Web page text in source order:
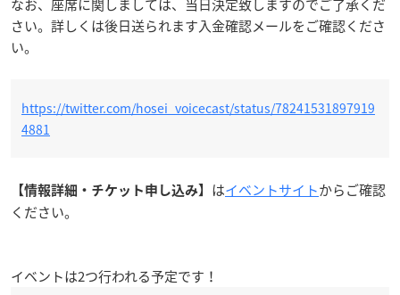
なお、座席に関しましては、当日決定致しますのでご了承くだ
さい。詳しくは後日送られます入金確認メールをご確認くださ
い。
https://twitter.com/hosei_voicecast/status/78241531897919
4881
【情報詳細・チケット申し込み】 はイベントサイトからご確認
ください。
イベントは2つ行われる予定です！